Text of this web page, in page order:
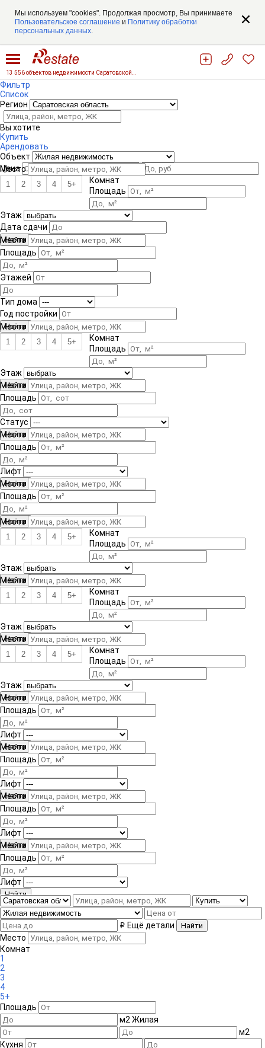
Мы используем "cookies". Продолжая просмотр, Вы принимаете
Пользовательское соглашение и Политику обработки
персональных данных.
Фильтр
Список
Регион
Вы хотите
Купить
Арендовать
Объект
Цена
Место
Комнат
1 2 3 4 5+
Площадь
Этаж
Дата сдачи
Место
Площадь
Этажей
Тип дома
Год постройки
Место
Комнат
1 2 3 4 5+
Площадь
Этаж
Место
Площадь
Статус
Место
Площадь
Лифт
Место
Площадь
Место
Комнат
1 2 3 4 5+
Площадь
Этаж
Место
Комнат
1 2 3 4 5+
Площадь
Этаж
Место
Комнат
1 2 3 4 5+
Площадь
Этаж
Место
Площадь
Лифт
Место
Площадь
Лифт
Место
Площадь
Лифт
Место
Площадь
Лифт
i Ещё детали
Место
Комнат
1
2
3
4
5+
Площадь
м2 Жилая
м2
Кухня